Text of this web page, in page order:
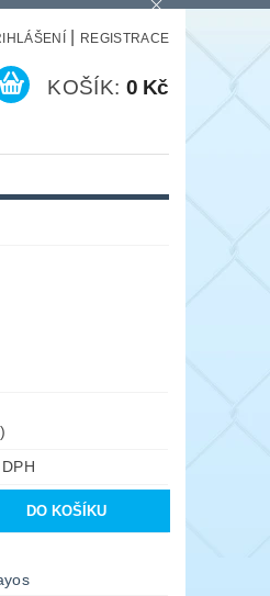
REGISTRACE
KOŠÍK: 0 Kč
)
bez DPH